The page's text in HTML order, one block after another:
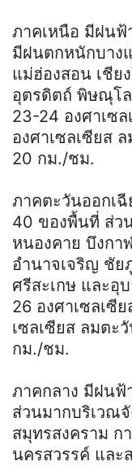
ภาคเหนือ มีฝนฟ้
มีฝนตกหนักบาง
แม่ฮ่องสอน เชีย
อุตรดิตถ์ พิษณุโ
23-24 องศาเซ
องศาเซลเซียส
20 กม./ชม.
ภาคตะวันออกเ
40 ของพื้นที่ ส่ว
หนองคาย บึงก
อำนาจเจริญ ชัย
ศรีสะเกษ และ
26 องศาเซลเซี
เซลเซียส ลมตะ
กม./ชม.
ภาคกลาง มีฝนฟ้
ส่วนมากบริเวณ
สมุทรสงคราม
นครสวรรค์ แล